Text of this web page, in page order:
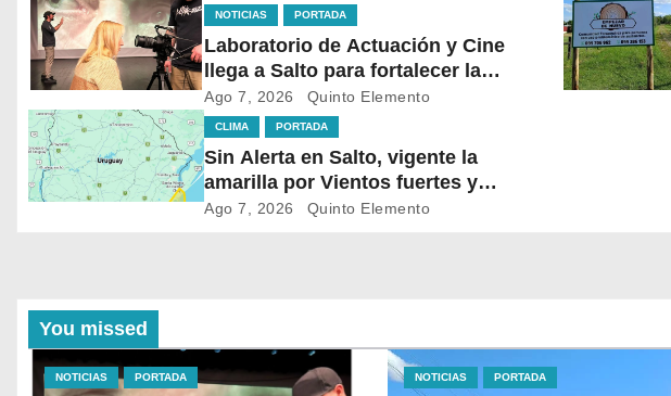
NOTICIAS PORTADA
Laboratorio de Actuación y Cine
llega a Salto para fortalecer la
formación audiovisual en el norte
del país
Ago 7, 2026 Quinto Elemento
CLIMA PORTADA
Sin Alerta en Salto, vigente la
amarilla por Vientos fuertes y
persistentes en el sur
Ago 7, 2026 Quinto Elemento
You missed
NOTICIAS PORTADA NOTICIAS PORTADA